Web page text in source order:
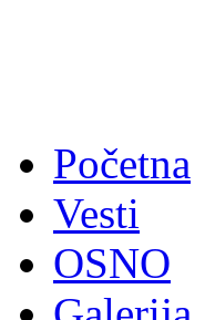
Početna
Vesti
OSNO